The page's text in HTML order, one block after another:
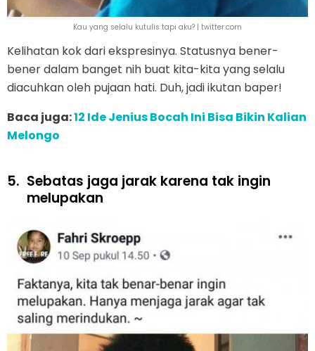
Kau yang selalu kutulis tapi aku? | twitter.com
Kelihatan kok dari ekspresinya. Statusnya bener-
bener dalam banget nih buat kita-kita yang selalu
diacuhkan oleh pujaan hati. Duh, jadi ikutan baper!
Baca juga:12 Ide Jenius Bocah Ini Bisa Bikin Kalian
Melongo
5. Sebatas jaga jarak karena tak ingin
melupakan